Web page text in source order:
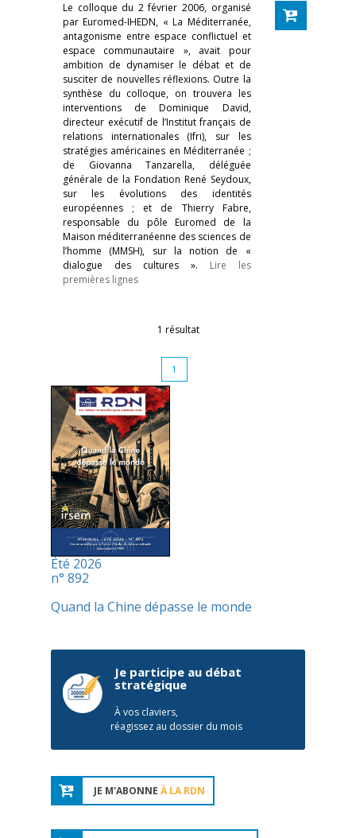
Le colloque du 2 février 2006, organisé
par Euromed-IHEDN, « La Méditerranée,
antagonisme entre espace conflictuel et
espace communautaire », avait pour
ambition de dynamiser le débat et de
susciter de nouvelles réflexions. Outre la
synthèse du colloque, on trouvera les
interventions de Dominique David,
directeur exécutif de l’Institut français de
relations internationales (Ifri), sur les
stratégies américaines en Méditerranée ;
de Giovanna Tanzarella, déléguée
générale de la Fondation René Seydoux,
sur les évolutions des identités
européennes ; et de Thierry Fabre,
responsable du pôle Euromed de la
Maison méditerranéenne des sciences de
l’homme (MMSH), sur la notion de «
dialogue des cultures ». Lire les
premières lignes
1 résultat
1
Été 2026
n° 892
Quand la Chine dépasse le monde
Je participe au débat
stratégique
À vos claviers,
réagissez au dossier du mois
JE M'ABONNE À LA RDN